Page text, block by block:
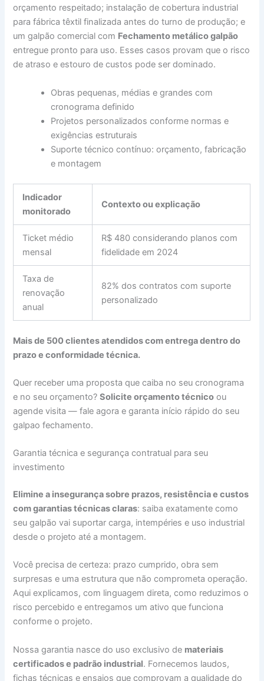
orçamento respeitado; instalação de cobertura industrial
para fábrica têxtil finalizada antes do turno de produção; e
um galpão comercial com Fechamento metálico galpão
entregue pronto para uso. Esses casos provam que o risco
de atraso e estouro de custos pode ser dominado.
Obras pequenas, médias e grandes com
cronograma definido
Projetos personalizados conforme normas e
exigências estruturais
Suporte técnico contínuo: orçamento, fabricação
e montagem
Indicador
monitorado
Contexto ou explicação
Ticket médio
mensal
R$ 480 considerando planos com
fidelidade em 2024
Taxa de
renovação
anual
82% dos contratos com suporte
personalizado
Mais de 500 clientes atendidos com entrega dentro do
prazo e conformidade técnica.
Quer receber uma proposta que caiba no seu cronograma
e no seu orçamento?Solicite orçamento técnico ou
agende visita — fale agora e garanta início rápido do seu
galpao fechamento.
Garantia técnica e segurança contratual para seu
investimento
Elimine a insegurança sobre prazos, resistência e custos
com garantias técnicas claras: saiba exatamente como
seu galpão vai suportar carga, intempéries e uso industrial
desde o projeto até a montagem.
Você precisa de certeza: prazo cumprido, obra sem
surpresas e uma estrutura que não comprometa operação.
Aqui explicamos, com linguagem direta, como reduzimos o
risco percebido e entregamos um ativo que funciona
conforme o projeto.
Nossa garantia nasce do uso exclusivo de materiais
certificados e padrão industrial. Fornecemos laudos,
fichas técnicas e ensaios que comprovam a qualidade do